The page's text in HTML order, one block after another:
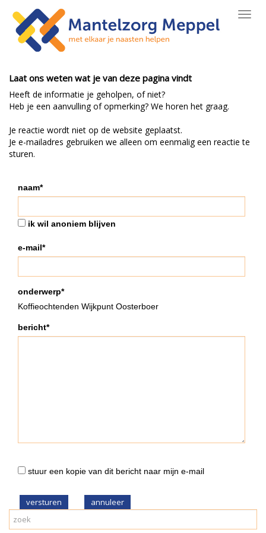
Laat ons weten wat je van deze pagina vindt
Heeft de informatie je geholpen, of niet?
Heb je een aanvulling of opmerking? We horen het graag.
Je reactie wordt niet op de website geplaatst.
Je e-mailadres gebruiken we alleen om eenmalig een reactie te
sturen.
naam*
ik wil anoniem blijven
e-mail*
onderwerp*
Koffieochtenden Wijkpunt Oosterboer
bericht*
stuur een kopie van dit bericht naar mijn e-mail
versturen